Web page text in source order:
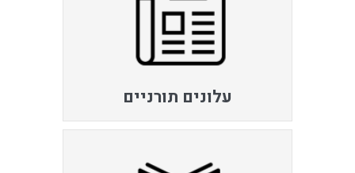
עלונים תורניים